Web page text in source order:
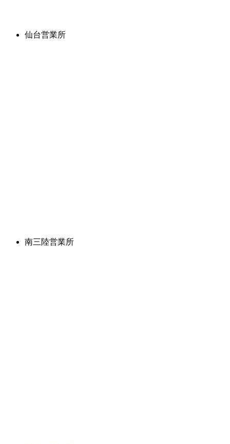
仙台営業所
南三陸営業所